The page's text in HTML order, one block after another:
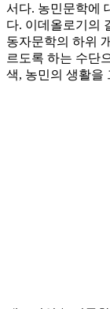
서다. 농민문학에
다. 이데올로기의
동자문학의 하위
르도록 하는 수단
색, 농민의 생활을